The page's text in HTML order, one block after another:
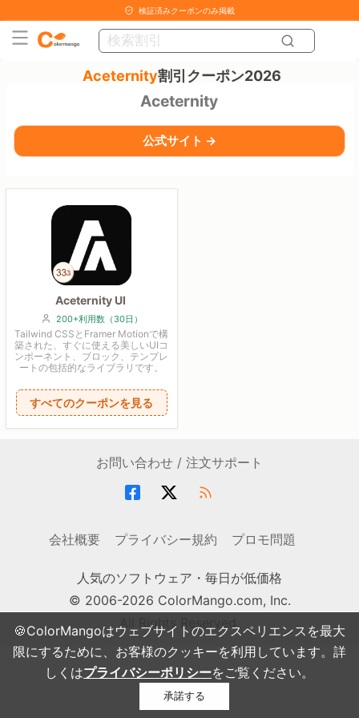
🍪ColorMangoはウェブサイトのエクスペリエンスを最大
限にするために、お客様のクッキーを利用しています。詳
しくはプライバシーポリシーをご覧ください。
承諾する
検証済みクーポンのみ掲載
Aceternity割引クーポン2026
Aceternity
公式サイト →
Aceternity UI
200+利用数（30日）
Tailwind CSSとFramer Motionで構
築された、すぐに使える美しいUIコ
ンポーネント、ブロック、テンプレ
ートの包括的なライブラリです。
すべてのクーポンを見る
お問い合わせ / 注文サポート
会社概要 プライバシー規約 プロモ問題
人気のソフトウェア・毎日が低価格
© 2006-2026 ColorMango.com, Inc.
All Rights Reserved.